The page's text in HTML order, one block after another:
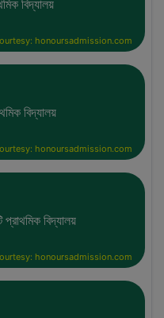
honoursadmission.com
বিদ্যালয়
honoursadmission.com
প্রাথমিক বিদ্যালয়
honoursadmission.com